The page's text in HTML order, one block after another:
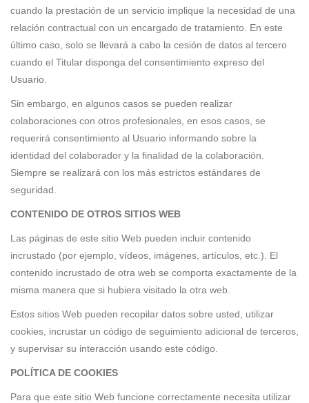
cuando la prestación de un servicio implique la necesidad de una
relación contractual con un encargado de tratamiento. En este
último caso, solo se llevará a cabo la cesión de datos al tercero
cuando el Titular disponga del consentimiento expreso del
Usuario.
Sin embargo, en algunos casos se pueden realizar
colaboraciones con otros profesionales, en esos casos, se
requerirá consentimiento al Usuario informando sobre la
identidad del colaborador y la finalidad de la colaboración.
Siempre se realizará con los más estrictos estándares de
seguridad.
CONTENIDO DE OTROS SITIOS WEB
Las páginas de este sitio Web pueden incluir contenido
incrustado (por ejemplo, vídeos, imágenes, artículos, etc.). El
contenido incrustado de otra web se comporta exactamente de la
misma manera que si hubiera visitado la otra web.
Estos sitios Web pueden recopilar datos sobre usted, utilizar
cookies, incrustar un código de seguimiento adicional de terceros,
y supervisar su interacción usando este código.
POLÍTICA DE COOKIES
Para que este sitio Web funcione correctamente necesita utilizar